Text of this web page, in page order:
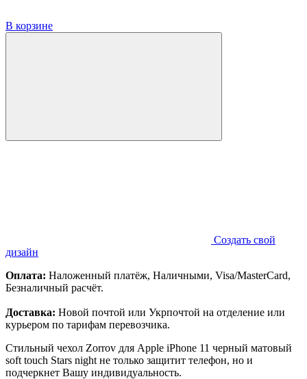
В корзине
Создать свой
дизайн
Оплата: Наложенный платёж, Наличными, Visa/MasterCard,
Безналичный расчёт.
Доставка: Новой почтой или Укрпочтой на отделение или
курьером по тарифам перевозчика.
Стильный чехол Zorrov для Apple iPhone 11 черный матовый
soft touch Stars night не только защитит телефон, но и
подчеркнет Вашу индивидуальность.